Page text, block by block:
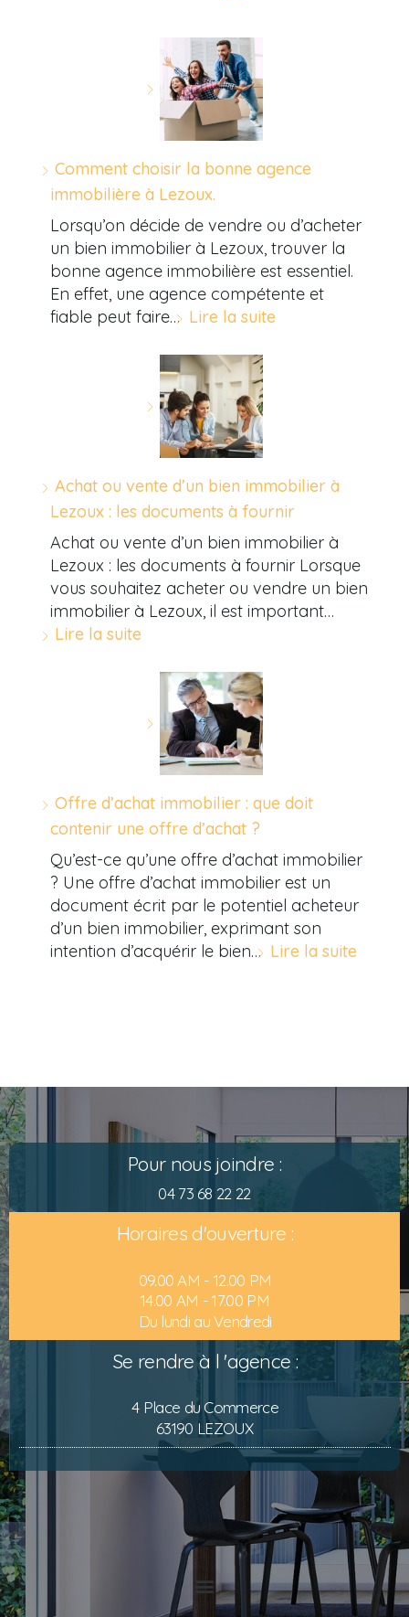
Comment choisir la bonne agence
immobilière à Lezoux.
Lorsqu’on décide de vendre ou d’acheter
un bien immobilier à Lezoux, trouver la
bonne agence immobilière est essentiel.
En effet, une agence compétente et
fiable peut faire… Lire la suite
Achat ou vente d’un bien immobilier à
Lezoux : les documents à fournir
Achat ou vente d’un bien immobilier à
Lezoux : les documents à fournir Lorsque
vous souhaitez acheter ou vendre un bien
immobilier à Lezoux, il est important…
Lire la suite
Offre d’achat immobilier : que doit
contenir une offre d’achat ?
Qu’est-ce qu’une offre d’achat immobilier
? Une offre d’achat immobilier est un
document écrit par le potentiel acheteur
d’un bien immobilier, exprimant son
intention d’acquérir le bien… Lire la suite
Pour nous joindre :
04 73 68 22 22
Horaires d'ouverture :
09.00 AM - 12.00 PM
14.00 AM - 17.00 PM
Du lundi au Vendredi
Se rendre à l 'agence :
4 Place du Commerce
63190 LEZOUX